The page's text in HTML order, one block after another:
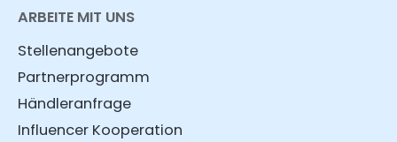
ARBEITE MIT UNS
Stellenangebote
Partnerprogramm
Händleranfrage
Influencer Kooperation